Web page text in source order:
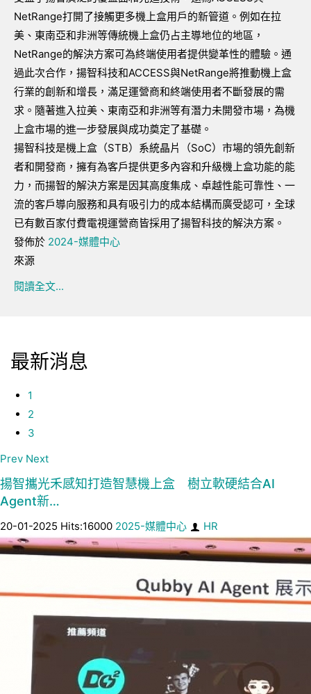
NetRange打開了接觸更多機上盒用戶的新管道。例如在拉
美、東南亞和非洲等傳統機上盒仍占主導地位的地區，
NetRange的解決方案可為終端使用者提供變革性的體驗。通
過此次合作，揚智科技和ACCESS與NetRange將推動機上盒
行業的創新和增長，滿足運營商和終端使用者不斷發展的需
求。隨著進入拉美、東南亞和非洲等有潛力未開發市場，為機
上盒市場的進一步發展與成功奠定了基礎。
揚智科技是機上盒（STB）系統晶片（SoC）市場的領先創新
者和開發商，擁有為客戶提供更多內容和升級機上盒功能的能
力，而揚智的解決方案是因其高度集成、卓越性能可靠性、一
流的客戶導向服務和具有吸引力的成本結構而廣受認可，全球
已有數百家付費電視運營商皆採用了揚智科技的解決方案。
發佈於 2024-媒體中心
來源
閱讀全文...
最新消息
1
2
3
Prev Next
揚智攜光禾感知打造智慧機上盒 樹立軟硬結合AI
Agent新…
20-01-2025 Hits:16000 2025-媒體中心 HR